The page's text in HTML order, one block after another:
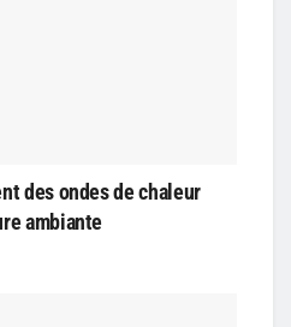
des ondes de chaleur
ambiante